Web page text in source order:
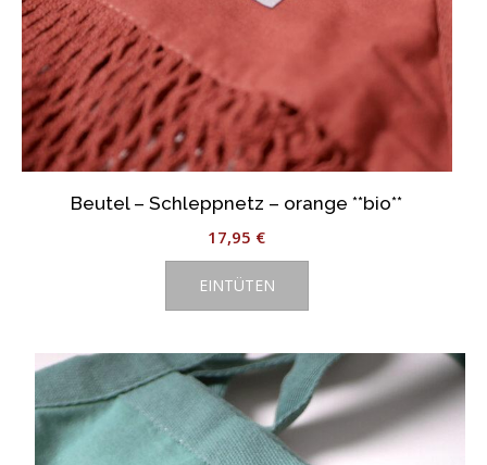
Beutel – Schleppnetz – orange **bio**
17,95 €
EINTÜTEN